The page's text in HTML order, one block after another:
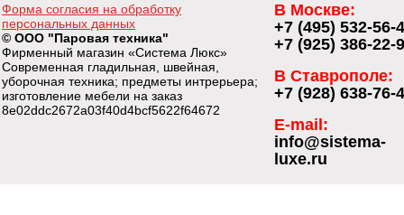
Форма согласия на обработку
персональных данных
© ООО "Паровая техника"
Фирменный магазин «Система Люкс»
Современная гладильная, швейная,
уборочная техника; предметы интрерьера;
изготовление мебели на заказ
8e02ddc2672a03f40d4bcf5622f64672
В Москве:
+7 (495) 532-56-
+7 (925) 386-22-
В Ставрополе:
+7 (928) 638-76-
E-mail:
info@sistema-
luxe.ru